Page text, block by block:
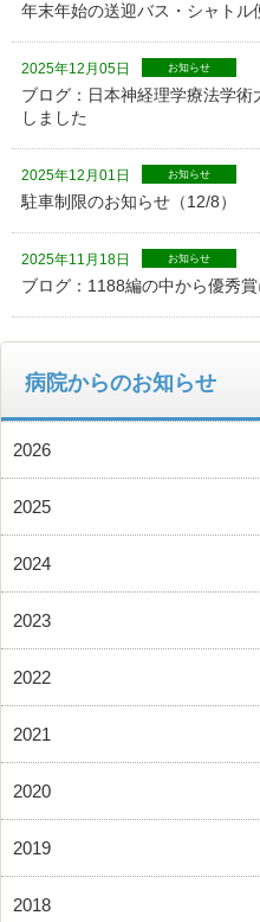
年末年始の送迎バス・シャトル
2025年12月05日 お知らせ
ブログ：日本神経理学療法学
しました
2025年12月01日 お知らせ
駐車制限のお知らせ（12/8）
2025年11月18日 お知らせ
ブログ：1188編の中から優秀賞
病院からのお知らせ
2026
2025
2024
2023
2022
2021
2020
2019
2018